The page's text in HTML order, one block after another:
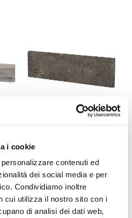
i cookie
contenuti ed
dei social media e per
Condividiamo inoltre
cui utilizza il nostro sito con i
di analisi dei dati web,
in
Battiscopa effetto pietra in
gres porcellanato marrone
Cala Luna 9x60 cm - Pietre
Padana
Richiedi preventivo